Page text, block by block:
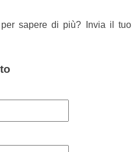
sapere di più? Invia il tuo